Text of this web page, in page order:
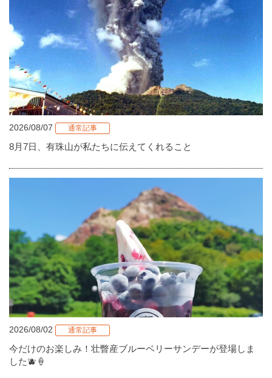
2026/08/07 通常記事
8月7日、有珠山が私たちに伝えてくれること
2026/08/02 通常記事
今だけのお楽しみ！壮瞥産ブルーベリーサンデーが登場しま
した🫐🍦